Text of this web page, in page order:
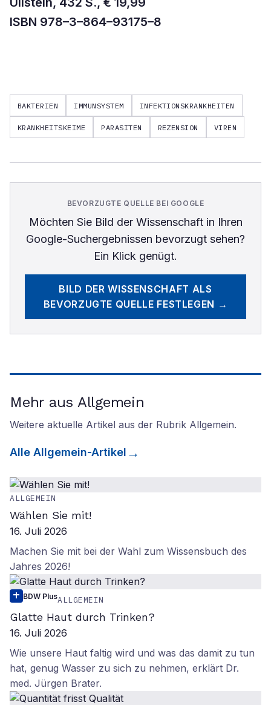
ISBN 978–3–864–93175–8
BAKTERIEN IMMUNSYSTEM INFEKTIONSKRANKHEITEN
KRANKHEITSKEIME PARASITEN REZENSION VIREN
BEVORZUGTE QUELLE BEI GOOGLE
Möchten Sie Bild der Wissenschaftin Ihren
Google-Suchergebnissen bevorzugt sehen?
Ein Klick genügt.
BILD DER WISSENSCHAFT ALS
BEVORZUGTE QUELLE FESTLEGEN →
Mehr aus Allgemein
Weitere aktuelle Artikel aus der Rubrik Allgemein.
Alle Allgemein-Artikel
ALLGEMEIN
Wählen Sie mit!
16. Juli 2026
Machen Sie mit bei der Wahl zum Wissensbuch des
Jahres 2026!
BDW PlusALLGEMEIN
Glatte Haut durch Trinken?
16. Juli 2026
Wie unsere Haut faltig wird und was das damit zu tun
hat, genug Wasser zu sich zu nehmen, erklärt Dr.
med. Jürgen Brater.